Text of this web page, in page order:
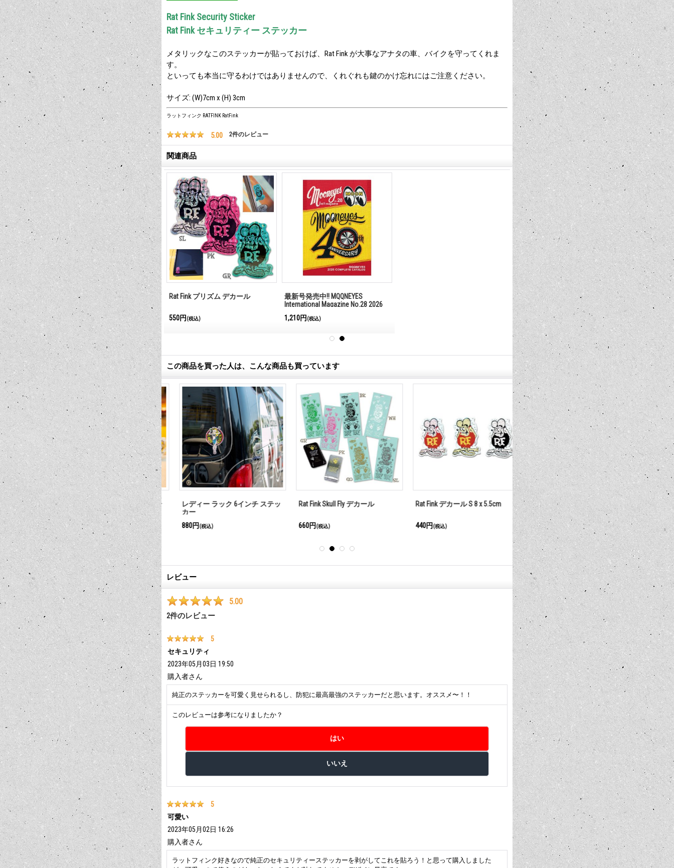
Rat Fink Security Sticker
Rat Fink セキュリティー ステッカー
メタリックなこのステッカーが貼っておけば、Rat Fink が大事なアナタの車、バイクを守ってくれま
す。
といっても本当に守るわけではありませんので、くれぐれも鍵のかけ忘れにはご注意ください。
サイズ: (W)7cm x (H) 3cm
ラットフィンク RATFINK RatFink
5.00 2件のレビュー
関連商品
テッカー 1 Rat Fink モンスター ステッカー 2
1,100円 (税込)
Rat Fink プリズム デカール
550円 (税込)
最新号発売中!! MQQNEYES
International Magazine No.28 2026
1,210円 (税込)
この商品を買った人は、こんな商品も買っています
Rat Fink x MOON アイボール ステ
ッカー
660円(税込)
レディー ラック 6インチ ステッ
カー
880円(税込)
Rat Fink Skull Fly デカール
660円(税込)
Rat Fink デカール S 8 x 5.5cm
440円(税込)
Rat Fink デカール ホワイト L
20×14cm
660円
(税込)
Rat Fink ソ
グ
1,320円
レビュー
5.00
2件のレビュー
5
セキュリティ
2023年05月03日 19:50
購入者さん
純正のステッカーを可愛く見せられるし、防犯に最高最強のステッカーだと思います。オススメ〜！！
このレビューは参考になりましたか？
5
可愛い
2023年05月02日 16:26
購入者さん
ラットフィンク好きなので純正のセキュリティーステッカーを剥がしてこれを貼ろう！と思って購入しました